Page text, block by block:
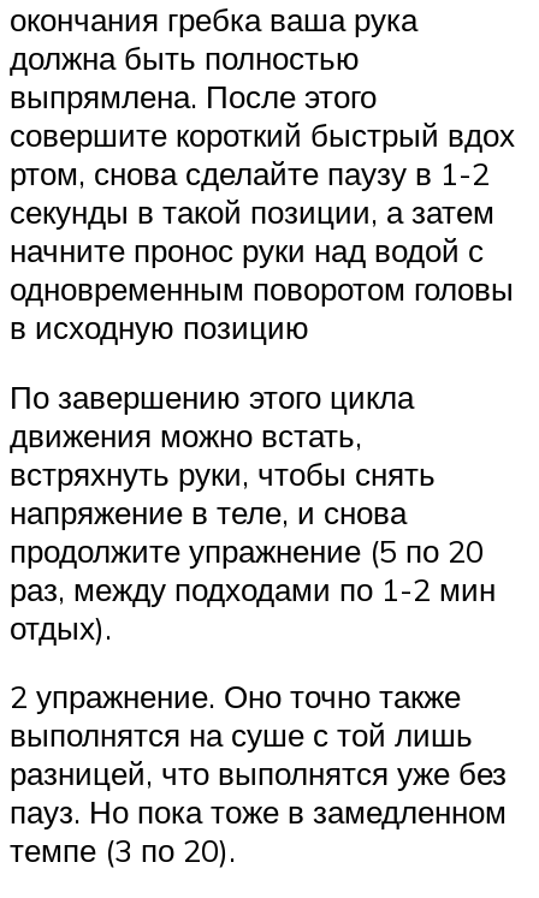
окончания гребка ваша рука
должна быть полностью
выпрямлена. После этого
совершите короткий быстрый вдох
ртом, снова сделайте паузу в 1-2
секунды в такой позиции, а затем
начните пронос руки над водой с
одновременным поворотом головы
в исходную позицию
По завершению этого цикла
движения можно встать,
встряхнуть руки, чтобы снять
напряжение в теле, и снова
продолжите упражнение (5 по 20
раз, между подходами по 1-2 мин
отдых).
2 упражнение. Оно точно также
выполнятся на суше с той лишь
разницей, что выполнятся уже без
пауз. Но пока тоже в замедленном
темпе (3 по 20).